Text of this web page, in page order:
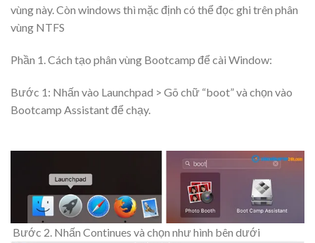
vùng này. Còn windows thì mặc định có thể đọc ghi trên phân
vùng NTFS
Phần 1. Cách tạo phân vùng Bootcamp để cài Window:
Bước 1: Nhấn vào Launchpad > Gõ chữ “boot” và chọn vào
Bootcamp Assistant để chạy.
Bước 2. Nhấn Continues và chọn như hình bên dưới